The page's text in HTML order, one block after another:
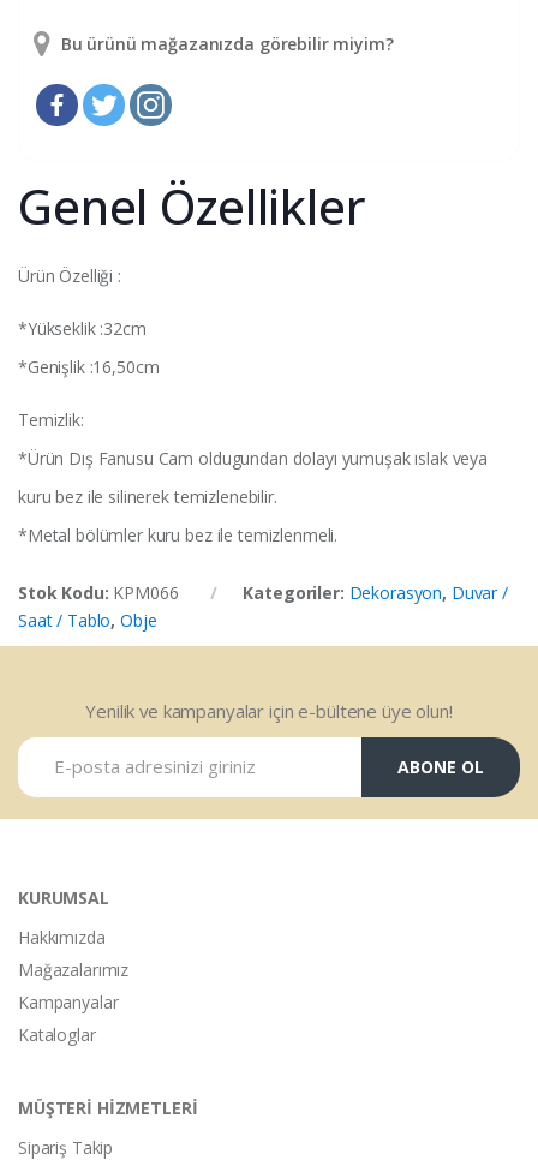
Bu ürünü mağazanızda görebilir miyim?
Genel Özellikler
Ürün Özelliği :
*Yükseklik :32cm
*Genişlik :16,50cm
Temizlik:
*Ürün Dış Fanusu Cam oldugundan dolayı yumuşak ıslak veya
kuru bez ile silinerek temizlenebilir.
*Metal bölümler kuru bez ile temizlenmeli.
Stok Kodu: KPM066 Kategoriler: Dekorasyon, Duvar /
Saat / Tablo,Obje
Yenilik ve kampanyalar için e-bültene üye olun!
ABONE OL
KURUMSAL
Hakkımızda
Mağazalarımız
Kampanyalar
Kataloglar
MÜŞTERİ HİZMETLERİ
Sipariş Takip